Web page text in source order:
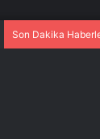
Son Dakika